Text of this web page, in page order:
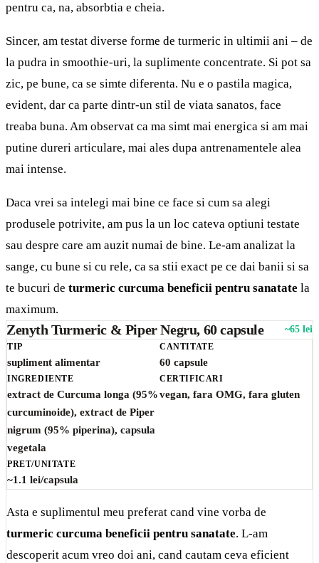
pentru ca, na, absorbtia e cheia.
Sincer, am testat diverse forme de turmeric in ultimii ani – de
la pudra in smoothie-uri, la suplimente concentrate. Si pot sa
zic, pe bune, ca se simte diferenta. Nu e o pastila magica,
evident, dar ca parte dintr-un stil de viata sanatos, face
treaba buna. Am observat ca ma simt mai energica si am mai
putine dureri articulare, mai ales dupa antrenamentele alea
mai intense.
Daca vrei sa intelegi mai bine ce face si cum sa alegi
produsele potrivite, am pus la un loc cateva optiuni testate
sau despre care am auzit numai de bine. Le-am analizat la
sange, cu bune si cu rele, ca sa stii exact pe ce dai banii si sa
te bucuri de turmeric curcuma beneficii pentru sanatate la
maximum.
Zenyth Turmeric & Piper Negru, 60 capsule ~65 lei
TIP
supliment alimentar
CANTITATE
60 capsule
INGREDIENTE
extract de Curcuma longa (95%
curcuminoide), extract de Piper
nigrum (95% piperina), capsula
vegetala
CERTIFICARI
vegan, fara OMG, fara gluten
PRET/UNITATE
~1.1 lei/capsula
Asta e suplimentul meu preferat cand vine vorba de
turmeric curcuma beneficii pentru sanatate. L-am
descoperit acum vreo doi ani, cand cautam ceva eficient